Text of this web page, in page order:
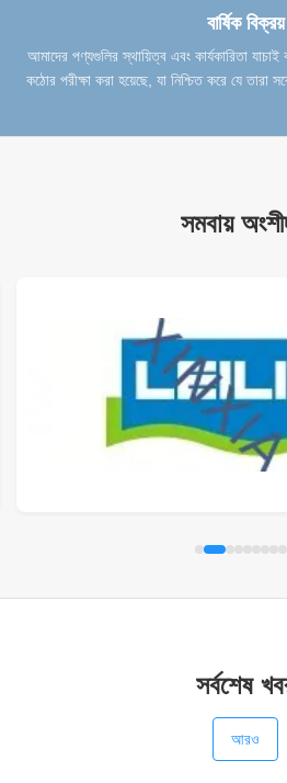
বার্ষিক বিক্রয়
আমাদের পণ্যগুলির স্থায়িত্ব এবং কার্যকারিতা
কঠোর পরীক্ষা করা হয়েছে, যা নিশ্চিত করে যে তারা
সমবায়
সর্বশেষ
আরও